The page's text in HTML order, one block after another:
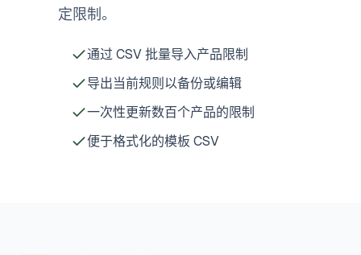
定限制。
通过 CSV 批量导入产品限制
导出当前规则以备份或编辑
一次性更新数百个产品的限制
便于格式化的模板 CSV